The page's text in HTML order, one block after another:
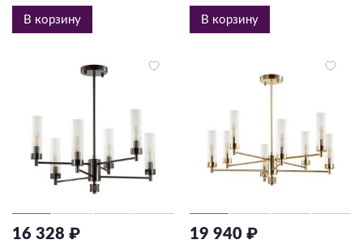
В корзину В корзину
16 328 ₽ 19 940 ₽